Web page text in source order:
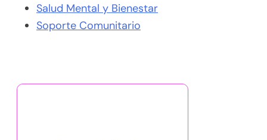
Salud Mental y Bienestar
Soporte Comunitario